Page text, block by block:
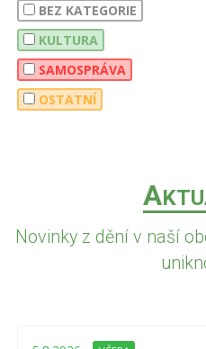
BEZ KATEGORIE
KULTURA
SAMOSPRÁVA
OSTATNÍ
A
Novinky z dění v naší